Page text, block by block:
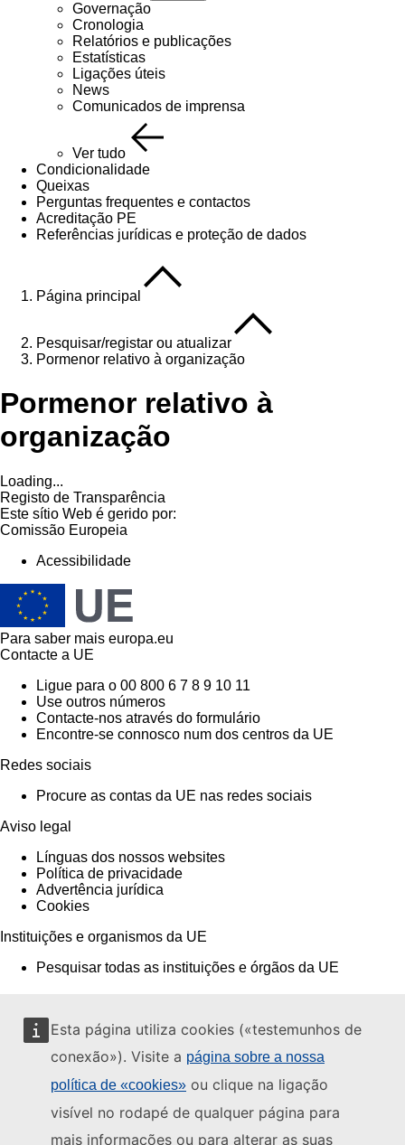
Esta página utiliza cookies («testemunhos de
conexão»). Visite a página sobre a nossa
política de «cookies» ou clique na ligação
visível no rodapé de qualquer página para
mais informações ou para alterar as suas
Governação
Cronologia
Relatórios e publicações
Estatísticas
Ligações úteis
News
Comunicados de imprensa
Ver tudo
Condicionalidade
Queixas
Perguntas frequentes e contactos
Acreditação PE
Referências jurídicas e proteção de dados
Página principal
Pesquisar/registar ou atualizar
Pormenor relativo à organização
Pormenor relativo à
organização
Loading...
Registo de Transparência
Este sítio Web é gerido por:
Comissão Europeia
Acessibilidade
Para saber mais europa.eu
Contacte a UE
Ligue para o 00 800 6 7 8 9 10 11
Use outros números
Contacte-nos através do formulário
Encontre-se connosco num dos centros da UE
Redes sociais
Procure as contas da UE nas redes sociais
Aviso legal
Línguas dos nossos websites
Política de privacidade
Advertência jurídica
Cookies
Instituições e organismos da UE
Pesquisar todas as instituições e órgãos da UE